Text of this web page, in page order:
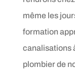
même les
formation
canalisations
plombier de